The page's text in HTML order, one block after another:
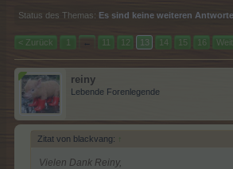
Status des Themas: Es sind keine weiteren
< Zurück 1 ← 11 12 13 14 15 16
reiny
Lebende Forenlegende
Zitat von blackvang: ↑
Vielen Dank Reiny,